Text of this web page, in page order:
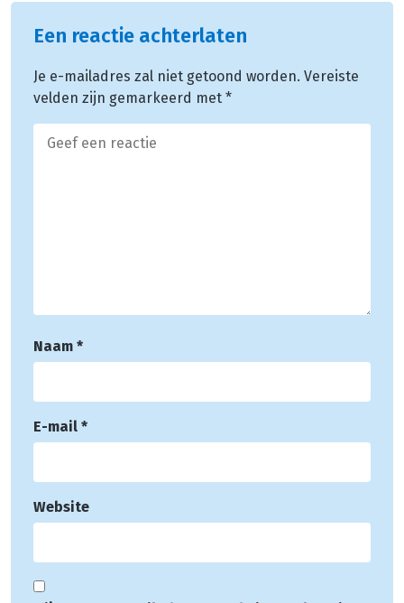
Een reactie achterlaten
Je e-mailadres zal niet getoond worden. Vereiste
velden zijn gemarkeerd met *
Naam *
E-mail *
Website